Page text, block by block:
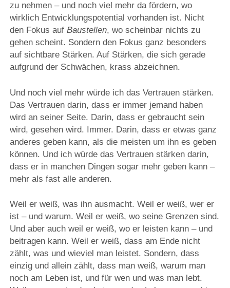
zu nehmen – und noch viel mehr da fördern, wo
wirklich Entwicklungspotential vorhanden ist. Nicht
den Fokus auf Baustellen, wo scheinbar nichts zu
gehen scheint. Sondern den Fokus ganz besonders
auf sichtbare Stärken. Auf Stärken, die sich gerade
aufgrund der Schwächen, krass abzeichnen.
Und noch viel mehr würde ich das Vertrauen stärken.
Das Vertrauen darin, dass er immer jemand haben
wird an seiner Seite. Darin, dass er gebraucht sein
wird, gesehen wird. Immer. Darin, dass er etwas ganz
anderes geben kann, als die meisten um ihn es geben
können. Und ich würde das Vertrauen stärken darin,
dass er in manchen Dingen sogar mehr geben kann –
mehr als fast alle anderen.
Weil er weiß, was ihn ausmacht. Weil er weiß, wer er
ist – und warum. Weil er weiß, wo seine Grenzen sind.
Und aber auch weil er weiß, wo er leisten kann – und
beitragen kann. Weil er weiß, dass am Ende nicht
zählt, was und wieviel man leistet. Sondern, dass
einzig und allein zählt, dass man weiß, warum man
noch am Leben ist, und für wen und was man lebt.